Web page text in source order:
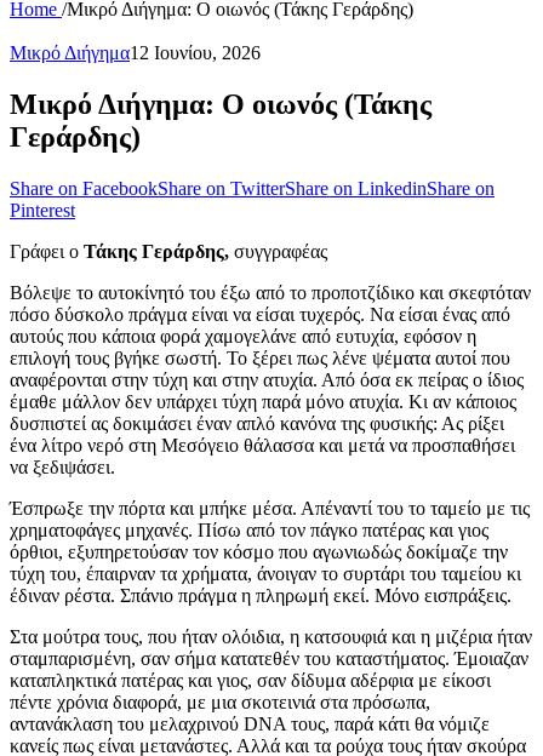
Home /Μικρό Διήγημα: Ο οιωνός (Τάκης Γεράρδης)
Μικρό Διήγημα12 Ιουνίου, 2026
Μικρό Διήγημα: Ο οιωνός (Τάκης
Γεράρδης)
Share on FacebookShare on TwitterShare on LinkedinShare on
Pinterest
Γράφει ο Τάκης Γεράρδης, συγγραφέας
Βόλεψε το αυτοκίνητό του έξω από το προποτζίδικο και σκεφτόταν
πόσο δύσκολο πράγμα είναι να είσαι τυχερός. Να είσαι ένας από
αυτούς που κάποια φορά χαμογελάνε από ευτυχία, εφόσον η
επιλογή τους βγήκε σωστή. Το ξέρει πως λένε ψέματα αυτοί που
αναφέρονται στην τύχη και στην ατυχία. Από όσα εκ πείρας ο ίδιος
έμαθε μάλλον δεν υπάρχει τύχη παρά μόνο ατυχία. Κι αν κάποιος
δυσπιστεί ας δοκιμάσει έναν απλό κανόνα της φυσικής: Ας ρίξει
ένα λίτρο νερό στη Μεσόγειο θάλασσα και μετά να προσπαθήσει
να ξεδιψάσει.
Έσπρωξε την πόρτα και μπήκε μέσα. Απέναντί του το ταμείο με τις
χρηματοφάγες μηχανές. Πίσω από τον πάγκο πατέρας και γιος
όρθιοι, εξυπηρετούσαν τον κόσμο που αγωνιωδώς δοκίμαζε την
τύχη του, έπαιρναν τα χρήματα, άνοιγαν το συρτάρι του ταμείου κι
έδιναν ρέστα. Σπάνιο πράγμα η πληρωμή εκεί. Μόνο εισπράξεις.
Στα μούτρα τους, που ήταν ολόιδια, η κατσουφιά και η μιζέρια ήταν
σταμπαρισμένη, σαν σήμα κατατεθέν του καταστήματος. Έμοιαζαν
καταπληκτικά πατέρας και γιος, σαν δίδυμα αδέρφια με είκοσι
πέντε χρόνια διαφορά, με μια σκοτεινιά στα πρόσωπα,
αντανάκλαση του μελαχρινού DNA τους, παρά κάτι θα νόμιζε
κανείς πως είναι μετανάστες. Αλλά και τα ρούχα τους ήταν σκούρα